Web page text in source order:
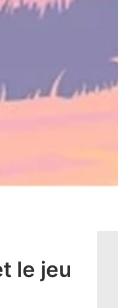
le jeu